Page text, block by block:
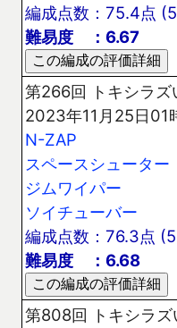
編成点数：75.4点
難易度 ：6.67
第266回 トキシラズ
2023年11月25日01
N-ZAP
スペースシューター
ジムワイパー
ソイチューバー
編成点数：76.3点
難易度 ：6.68
第808回 トキシラズ